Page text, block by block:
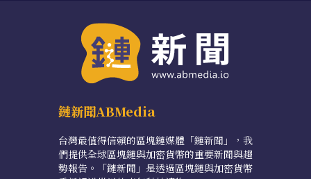
鏈新聞ABMedia
台灣最值得信賴的區塊鏈媒體「鏈新聞」，我
們提供全球區塊鏈與加密貨幣的重要新聞與趨
勢報告。「鏈新聞」是透過區塊鏈與加密貨幣